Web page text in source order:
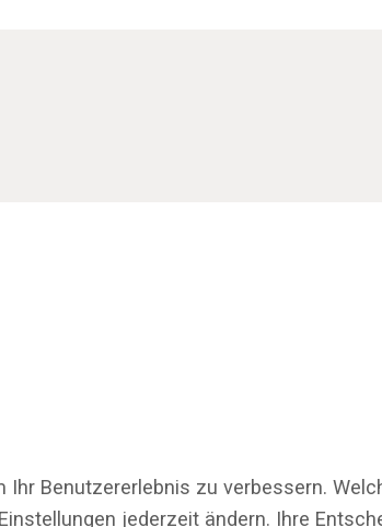
Benutzererlebnis zu verbessern.
jederzeit ändern. Ihre